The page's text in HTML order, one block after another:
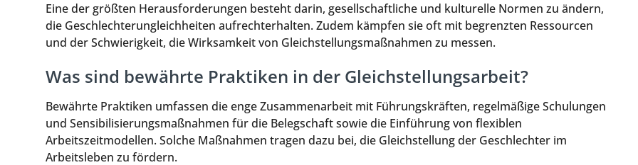
Eine der größten Herausforderungen besteht darin, gesellschaftliche und kulturelle Normen zu ändern,
die Geschlechterungleichheiten aufrechterhalten. Zudem kämpfen sie oft mit begrenzten Ressourcen
und der Schwierigkeit, die Wirksamkeit von Gleichstellungsmaßnahmen zu messen.
Was sind bewährte Praktiken in der Gleichstellungsarbeit?
Bewährte Praktiken umfassen die enge Zusammenarbeit mit Führungskräften, regelmäßige Schulungen
und Sensibilisierungsmaßnahmen für die Belegschaft sowie die Einführung von flexiblen
Arbeitszeitmodellen. Solche Maßnahmen tragen dazu bei, die Gleichstellung der Geschlechter im
Arbeitsleben zu fördern.